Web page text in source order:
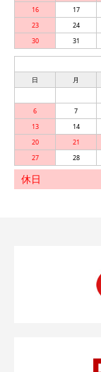
16
17
23
24
30
31
日
月
6
7
13
14
20
21
27
28
休日